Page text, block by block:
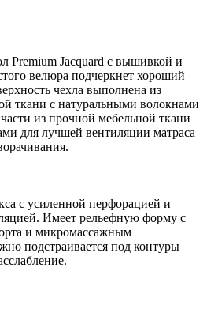
Premium Jacquard с вышивкой и
велюра подчеркнет хороший
чехла выполнена из
ткани с натуральными волокнами
из прочной мебельной ткани
для лучшей вентиляции матраса
с усиленной перфорацией и
Имеет рельефную форму с
и микромассажным
подстраивается под контуры